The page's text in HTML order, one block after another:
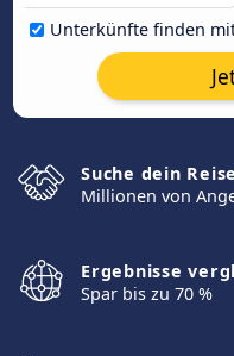
Unterkünfte finden
Suche dein
Millionen von
Ergebnisse
Spar bis zu 70 %